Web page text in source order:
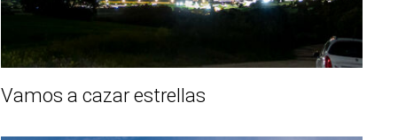
Vamos a cazar estrellas